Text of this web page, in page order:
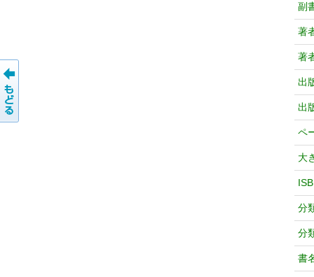
副
著
著
出
出
ペ
大
分
分
書